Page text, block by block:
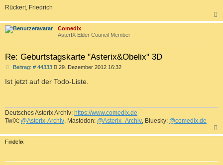
Rückert, Friedrich
a
Comedix
AsterIX Elder Council Member
Re: Geburtstagskarte "Asterix&Obelix" 3D
Beitrag: # 44333B
i
29. Dezember 2012 16:32
Ist jetzt auf der Todo-Liste.
Deutsches Asterix Archiv: https://www.comedix.de
TwiX: @Asterix-Archiv, Mastodon: @Asterix_Archiv, Bluesky: @comedix.de
a
Findefix